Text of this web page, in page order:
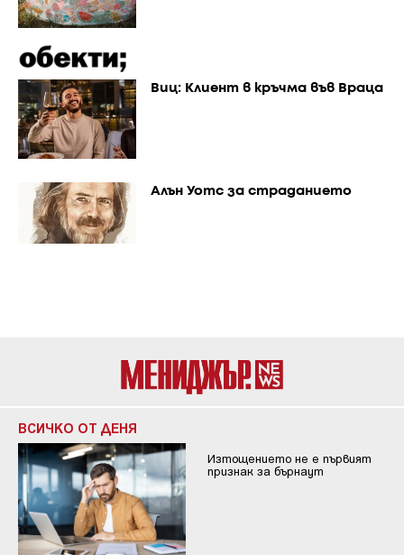
Виц: Клиент в кръчма във Враца
Алън Уотс за страданието
ВСИЧКО ОТ ДЕНЯ
Изтощението не е първият
признак за бърнаут